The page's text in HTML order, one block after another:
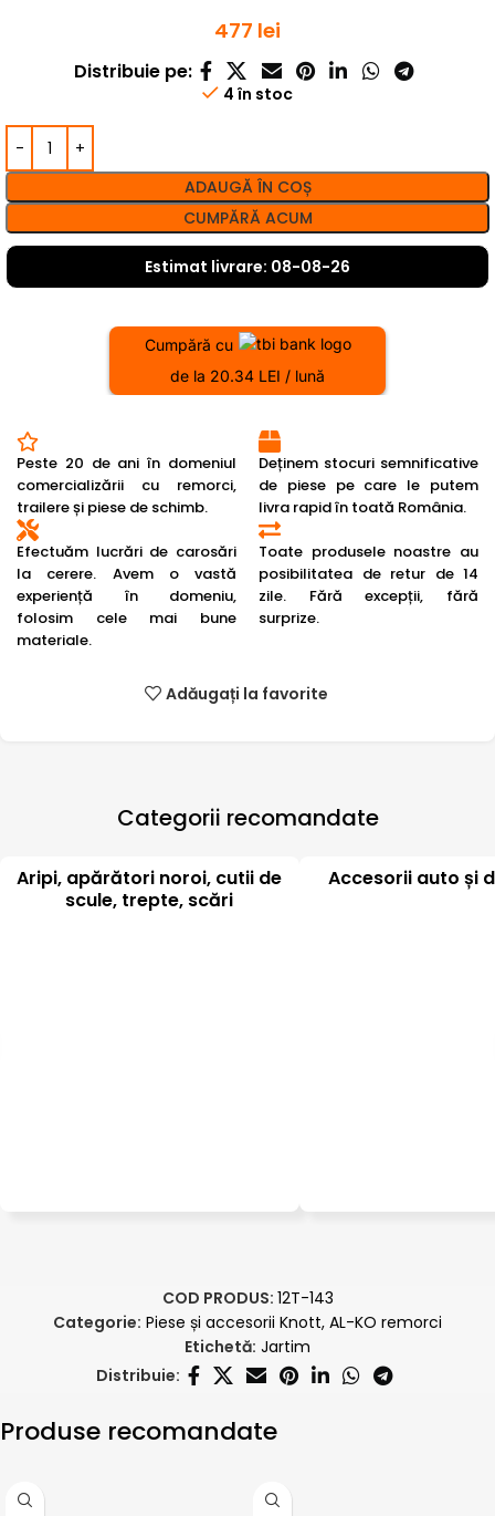
477 lei
Distribuie pe:
4 în stoc
ADAUGĂ ÎN COȘ
CUMPĂRĂ ACUM
Estimat livrare: 08-08-26
Cumpără cu
de la 20.34 LEI / lună
Peste 20 de ani în domeniul
comercializării cu remorci,
trailere și piese de schimb.
Efectuăm lucrări de carosări
la cerere. Avem o vastă
experiență în domeniu,
folosim cele mai bune
materiale.
Deținem stocuri semnificative
de piese pe care le putem
livra rapid în toată România.
Toate produsele noastre au
posibilitatea de retur de 14
zile. Fără excepții, fără
surprize.
Adăugați la favorite
Categorii recomandate
Aripi, apărători noroi, cutii de
scule, trepte, scări
Accesorii auto și
COD PRODUS: 12T-143
Categorie: Piese și accesorii Knott, AL-KO remorci
Etichetă: Jartim
Distribuie:
Produse recomandate